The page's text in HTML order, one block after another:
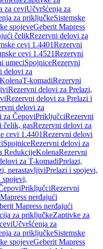
za ceviUčvršćenja za
za priključkeSistemske
spojeveGeberit Mapress
čelikRezervni delovi za
cevi 1.4401Rezervni
cevi 1.4521Rezervni
umeciSpojniceRezervni
delovi za
T-komadiRezervni
Rezervni delovi za Prelazi,
Rezervni delovi za Prelazi i
delovi za
za ČepoviPriključciRezervni
čelik, gasRezervni delovi za
cevi 1.4401Rezervni delovi
SpojniceRezervni delovi za
RedukcijeKolenaRezervni
za T-komadiPrelazi,
nerastavljiviPrelazi i spojevi,
spojevi,
PriključciRezervni
nerđajući
Mapress nerđajući
za priključkeZaptivke za
Učvršćenja za
za priključkeSistemske
spojeveGeberit Mapress